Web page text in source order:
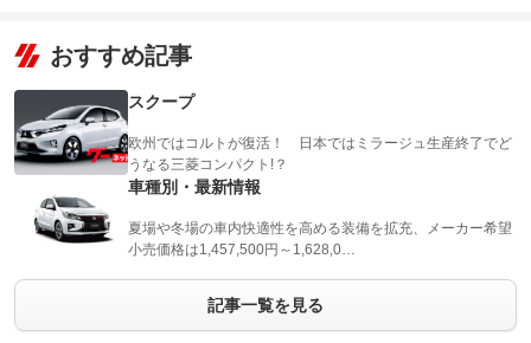
おすすめ記事
スクープ
欧州ではコルトが復活！ 日本ではミラージュ生産終了でど
うなる三菱コンパクト!？
車種別・最新情報
夏場や冬場の車内快適性を高める装備を拡充、メーカー希望
小売価格は1,457,500円～1,628,0…
記事一覧を見る